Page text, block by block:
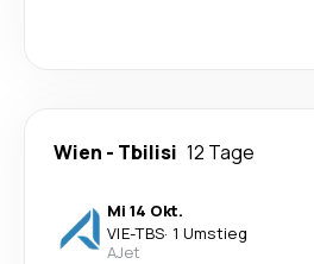
Wien - Tbilisi 12 Tage
Mi 14 Okt.
VIE-TBS· 1 Umstieg
AJet